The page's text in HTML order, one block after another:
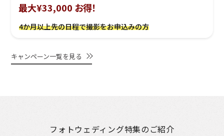
最大¥33,000 お得！
4か月以上先の日程で撮影をお申込みの方
キャンペーン一覧を見る
フォトウェディング特集のご紹介